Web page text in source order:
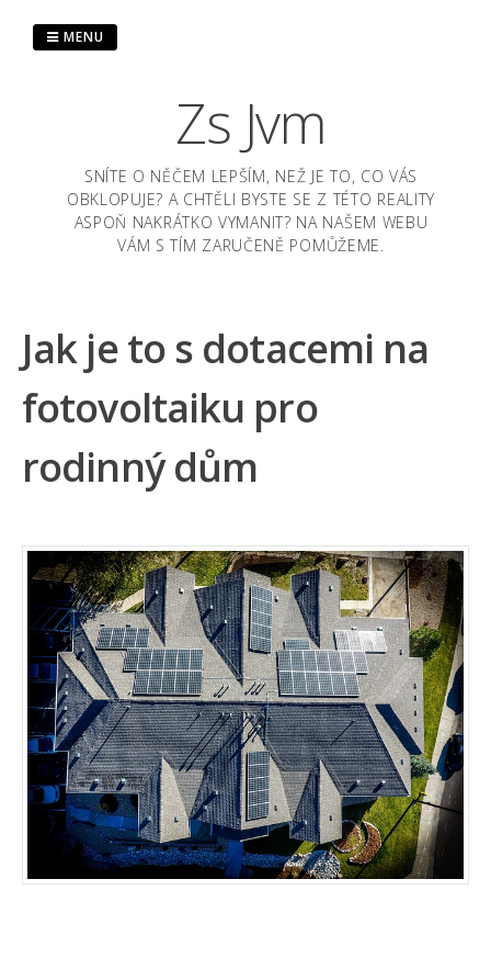
Zs Jvm
SNÍTE O NĚČEM LEPŠÍM, NEŽ JE TO, CO VÁS
OBKLOPUJE? A CHTĚLI BYSTE SE Z TÉTO REALITY
ASPOŇ NAKRÁTKO VYMANIT? NA NAŠEM WEBU
VÁM S TÍM ZARUČENĚ POMŮŽEME.
MENU
Jak je to s dotacemi na
fotovoltaiku pro
rodinný dům